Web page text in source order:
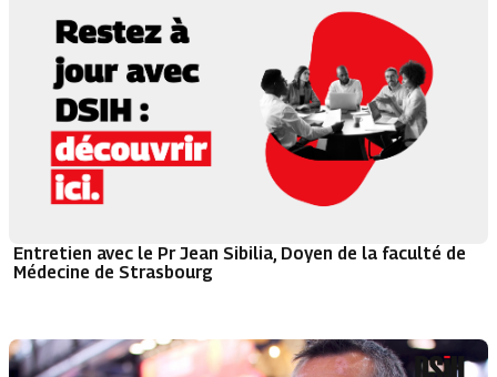
Entretien avec le Pr Jean Sibilia, Doyen de la faculté de
Médecine de Strasbourg